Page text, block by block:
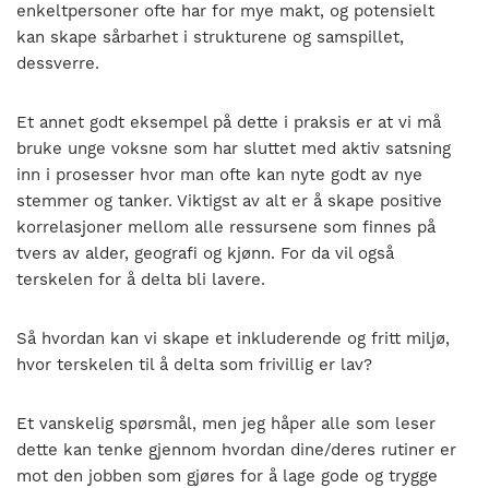
enkeltpersoner ofte har for mye makt, og potensielt
kan skape sårbarhet i strukturene og samspillet,
dessverre.
Et annet godt eksempel på dette i praksis er at vi må
bruke unge voksne som har sluttet med aktiv satsning
inn i prosesser hvor man ofte kan nyte godt av nye
stemmer og tanker. Viktigst av alt er å skape positive
korrelasjoner mellom alle ressursene som finnes på
tvers av alder, geografi og kjønn. For da vil også
terskelen for å delta bli lavere.
Så hvordan kan vi skape et inkluderende og fritt miljø,
hvor terskelen til å delta som frivillig er lav?
Et vanskelig spørsmål, men jeg håper alle som leser
dette kan tenke gjennom hvordan dine/deres rutiner er
mot den jobben som gjøres for å lage gode og trygge